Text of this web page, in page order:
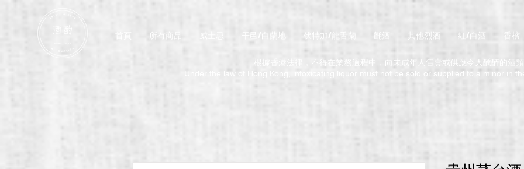
所有商品 干邑/白蘭地 伏特加/龍舌蘭 氈酒 其他烈酒 紅/白酒 香檳
根據香港法律，不得在業務過程中，向未成年人售賣或供應令人醺醉的酒
Under the law of Hong Kong, intoxicating liquor must not be sold or supplied to a minor in